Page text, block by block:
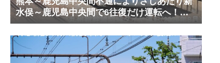
水俣～鹿児島中央間で6往復だけ運転へ！
九州新幹線臨時ダイヤ運転(2026年8月)